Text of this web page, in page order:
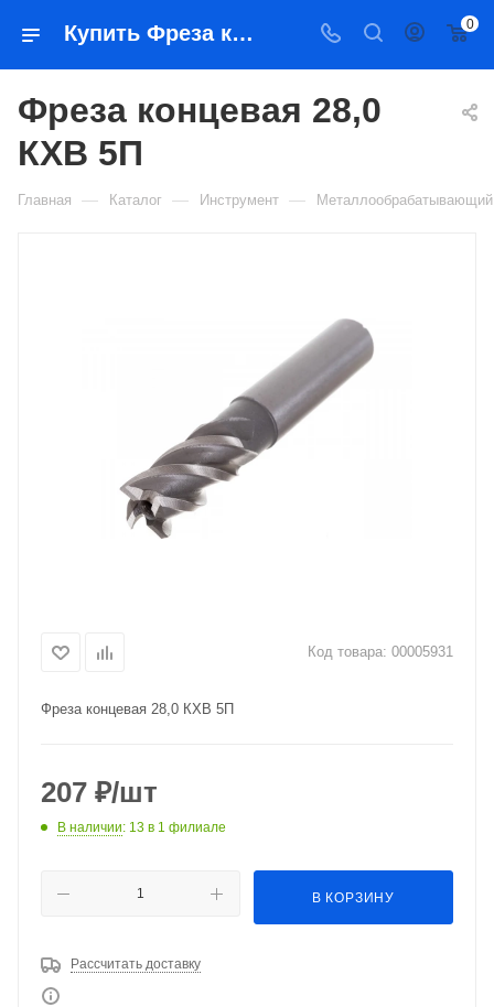
Купить Фреза концевая 28,0 КХВ 5П в Якутске — цена, характеристики, подбор | Востоктехторг 0
Фреза концевая 28,0
КХВ 5П
Главная — Каталог — Инструмент — Металлообрабатывающий
Код товара: 00005931
Фреза концевая 28,0 КХВ 5П
207 ₽/шт
В наличии: 13 в 1 филиале
В КОРЗИНУ
Рассчитать доставку